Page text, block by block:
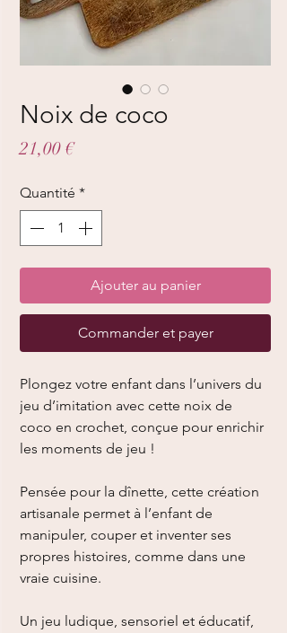
Noix de coco
21,00 €Prix
Quantité *
Ajouter au panier
Commander et payer
Plongez votre enfant dans l’univers du
jeu d’imitation avec cette noix de
coco en crochet, conçue pour enrichir
les moments de jeu !
Pensée pour la dînette, cette création
artisanale permet à l’enfant de
manipuler, couper et inventer ses
propres histoires, comme dans une
vraie cuisine.
Un jeu ludique, sensoriel et éducatif,